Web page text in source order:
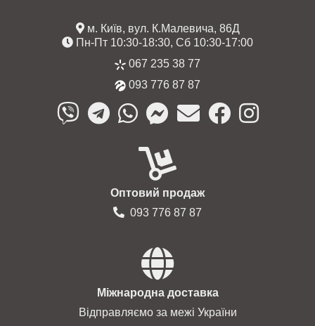
м. Київ, вул. К.Малевича, 86Д
Пн-Пт 10:30-18:30, Сб 10:30-17:00
067 235 38 77
093 776 87 87
Оптовий продаж
093 776 87 87
Міжнародна доставка
Відправляємо за межі України